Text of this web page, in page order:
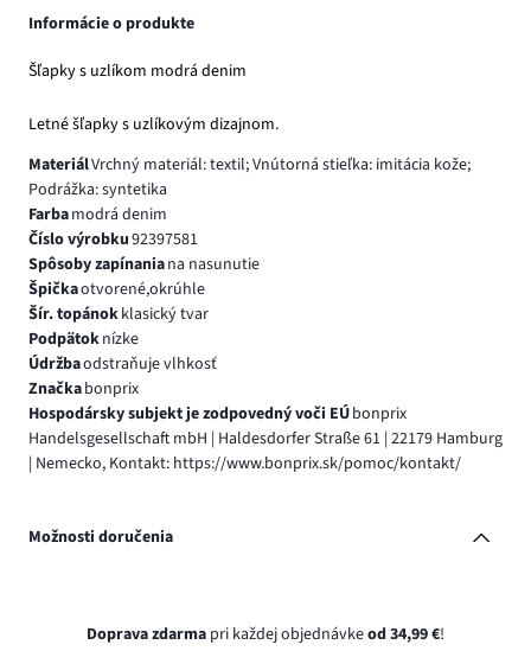
Informácie o produkte
Šľapky s uzlíkom modrá denim
Letné šľapky s uzlíkovým dizajnom.
MateriálVrchný materiál: textil; Vnútorná stieľka: imitácia kože;
Podrážka: syntetika
Farbamodrá denim
Číslo výrobku92397581
Spôsoby zapínaniana nasunutie
Špičkaotvorené,okrúhle
Šír. topánokklasický tvar
Podpätoknízke
Údržbaodstraňuje vlhkosť
Značkabonprix
Hospodársky subjekt je zodpovedný voči EÚbonprix
Handelsgesellschaft mbH | Haldesdorfer Straße 61 | 22179 Hamburg
| Nemecko, Kontakt: https://www.bonprix.sk/pomoc/kontakt/
Možnosti doručenia
Doprava zdarma pri každej objednávkeod 34,99 €!